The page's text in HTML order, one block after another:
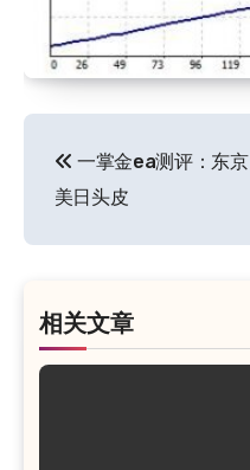
章
导
一掌金ea测评：东京
美日头皮
相关文章